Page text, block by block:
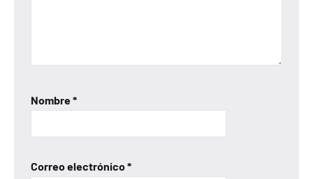
Nombre*
Correo electrónico*